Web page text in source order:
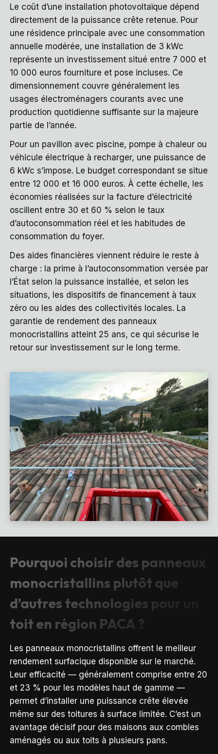
Le coût d’une installation photovoltaïque dépend
directement de la puissance crête retenue. Pour
une résidence principale avec une consommation
annuelle modérée, une installation de 3 kWc
représente un investissement situé entre 7 000 et
10 000 euros fourniture et pose incluses. Ce
dimensionnement couvre généralement les
usages électroménagers courants avec une
production quotidienne suffisante sur la majeure
partie de l’année.
Pour un pavillon avec piscine, pompe à chaleur ou
véhicule électrique à recharger, une puissance de
6 kWc s’impose. Le budget correspondant se situe
entre 12 000 et 16 000 euros. À cette échelle, les
économies réalisées sur la facture d’électricité
oscillent entre 30 et 60 % selon le taux
d’autoconsommation réel et les habitudes de
consommation du foyer.
Des aides financières viennent réduire le reste à
charge : la prime à l’autoconsommation versée par
l’État selon la puissance installée, et selon les
situations, les dispositifs de financement à taux
zéro ou les aides des collectivités locales. La
garantie de rendement des panneaux
monocristallins atteint 25 ans, ce qui sécurise le
retour sur investissement sur le long terme.
Pourquoi choisir des panneaux
monocristallins plutôt que
d’autres technologies pour un
toit en région PACA ?
Les panneaux monocristallins offrent le meilleur
rendement surfacique disponible sur le marché.
Leur efficacité — généralement comprise entre 20
et 23 % pour les modèles haut de gamme —
permet d’installer une puissance crête élevée
même sur des toitures à surface limitée. C’est un
avantage décisif pour des maisons aux combles
aménagés ou aux toits à plusieurs pans.